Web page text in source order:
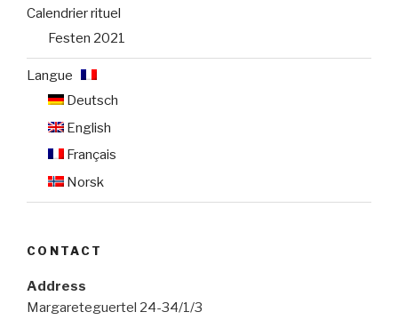
Calendrier rituel
Festen 2021
Langue :
Deutsch
English
Français
Norsk
CONTACT
Address
Margareteguertel 24-34/1/3